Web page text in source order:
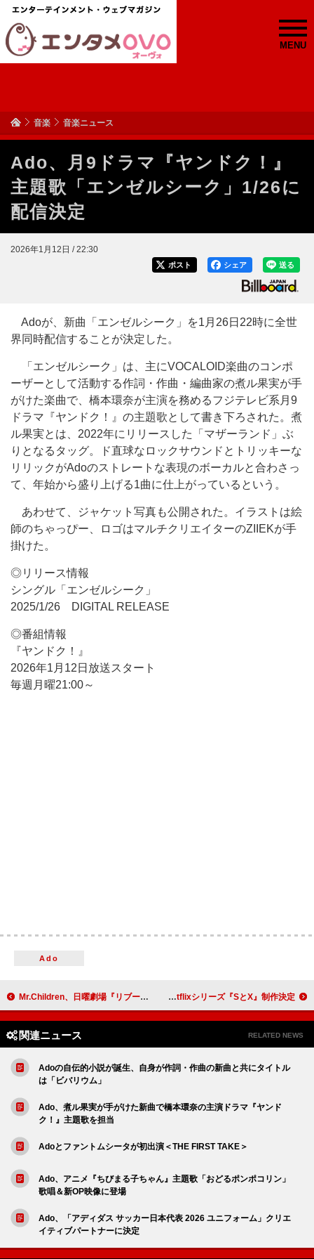
MENU
音楽 音楽ニュース
Ado、月9ドラマ『ヤンドク！』
主題歌「エンゼルシーク」1/26に
配信決定
2026年1月12日 / 22:30
送る
シェア
ポスト
Adoが、新曲「エンゼルシーク」を1月26日22時に全世
界同時配信することが決定した。
「エンゼルシーク」は、主にVOCALOID楽曲のコンポ
ーザーとして活動する作詞・作曲・編曲家の煮ル果実が手
がけた楽曲で、橋本環奈が主演を務めるフジテレビ系月9
ドラマ『ヤンドク！』の主題歌として書き下ろされた。煮
ル果実とは、2022年にリリースした「マザーランド」ぶ
りとなるタッグ。ド直球なロックサウンドとトリッキーな
リリックがAdoのストレートな表現のボーカルと合わさっ
て、年始から盛り上げる1曲に仕上がっているという。
あわせて、ジャケット写真も公開された。イラストは絵
師のちゃっぴー、ロゴはマルチクリエイターのZIIEKが手
掛けた。
◎リリース情報
シングル「エンゼルシーク」
2025/1/26 DIGITAL RELEASE
◎番組情報
『ヤンドク！』
2026年1月12日放送スタート
毎週月曜21:00～
Ado
Mr.Children、日曜劇場『リブート』主題歌「Again」配信リリース 中島健人がセックスセラピスト役で主演、Netflixシリーズ『SとX』制作決定
関連ニュース RELATED NEWS
Adoの自伝的小説が誕生、自身が作詞・作曲の新曲と共にタイトル
は「ビバリウム」
Ado、煮ル果実が手がけた新曲で橋本環奈の主演ドラマ『ヤンド
ク！』主題歌を担当
Adoとファントムシータが初出演＜THE FIRST TAKE＞
Ado、アニメ『ちびまる子ちゃん』主題歌「おどるポンポコリン」
歌唱＆新OP映像に登場
Ado、「アディダス サッカー日本代表 2026 ユニフォーム」クリエ
イティブパートナーに決定